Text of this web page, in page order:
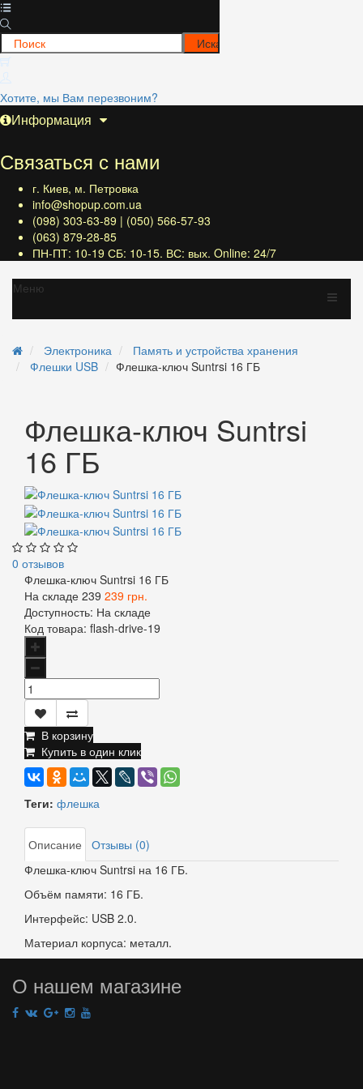
Хотите, мы Вам перезвоним?
Информация
Связаться с нами
г. Киев, м. Петровка
info@shopup.com.ua
(098) 303-63-89 | (050) 566-57-93
(063) 879-28-85
ПН-ПТ: 10-19 СБ: 10-15. ВС: вых. Online: 24/7
Меню
Электроника
Память и устройства хранения
Флешки USB
Флешка-ключ Suntrsi 16 ГБ
Флешка-ключ Suntrsi
16 ГБ
0 отзывов
Флешка-ключ Suntrsi 16 ГБ
На складе 239 239 грн.
Доступность: На складе
Код товара: flash-drive-19
В корзину
Купить в один клик
Теги: флешка
Описание
Отзывы (0)
Флешка-ключ Suntrsi на 16 ГБ.
Объём памяти: 16 ГБ.
Интерфейс: USB 2.0.
Материал корпуса: металл.
О нашем магазине